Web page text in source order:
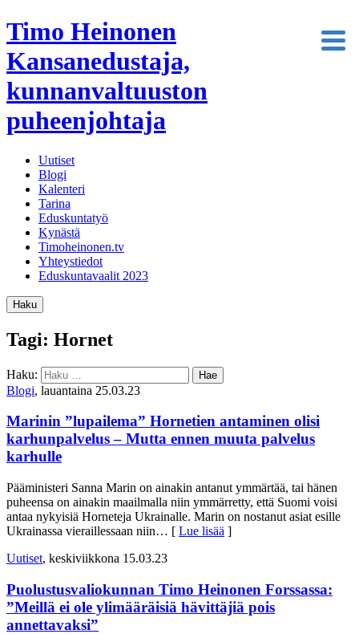
Timo Heinonen
Kansanedustaja,
kunnanvaltuuston
puheenjohtaja
Uutiset
Blogi
Kalenteri
Tarina
Eduskuntatyö
Kynästä
Timoheinonen.tv
Yhteystiedot
Eduskuntavaalit 2023
Haku
Tagi: Hornet
Haku:
Blogi, lauantaina 25.03.23
Marinin ”lupailema” Hornetien antaminen olisi
karhunpalvelus – Mutta ennen muuta palvelus
karhulle
Pääministeri Sanna Marin on ainakin antanut ymmärtää, tai hänen
puheensa on ainakin maailmalla niin ymmärretty, että Suomi voisi
antaa nykyisiä Horneteja Ukrainalle. Marin on nostanut asiat esille
Ukrainassa vieraillessaan niin… [ Lue lisää ]
Uutiset, keskiviikkona 15.03.23
Puolustusvaliokunnan Timo Heinonen Forssassa:
”Meillä ei ole ylimääräisiä hävittäjiä pois
annettavaksi”